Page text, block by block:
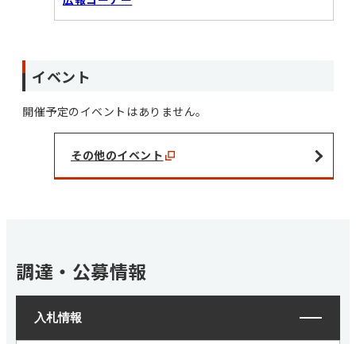
イベント
開催予定のイベントはありません。
その他のイベント
調達・公募情報
入札情報